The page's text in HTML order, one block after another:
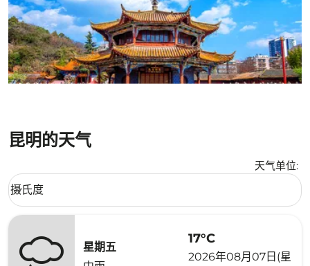
昆明的天气
天气单位:
Weather unit option 摄氏度 Selected
摄氏度
keyboard_arrow_down
星期五
17°C
2026年08月07日(星